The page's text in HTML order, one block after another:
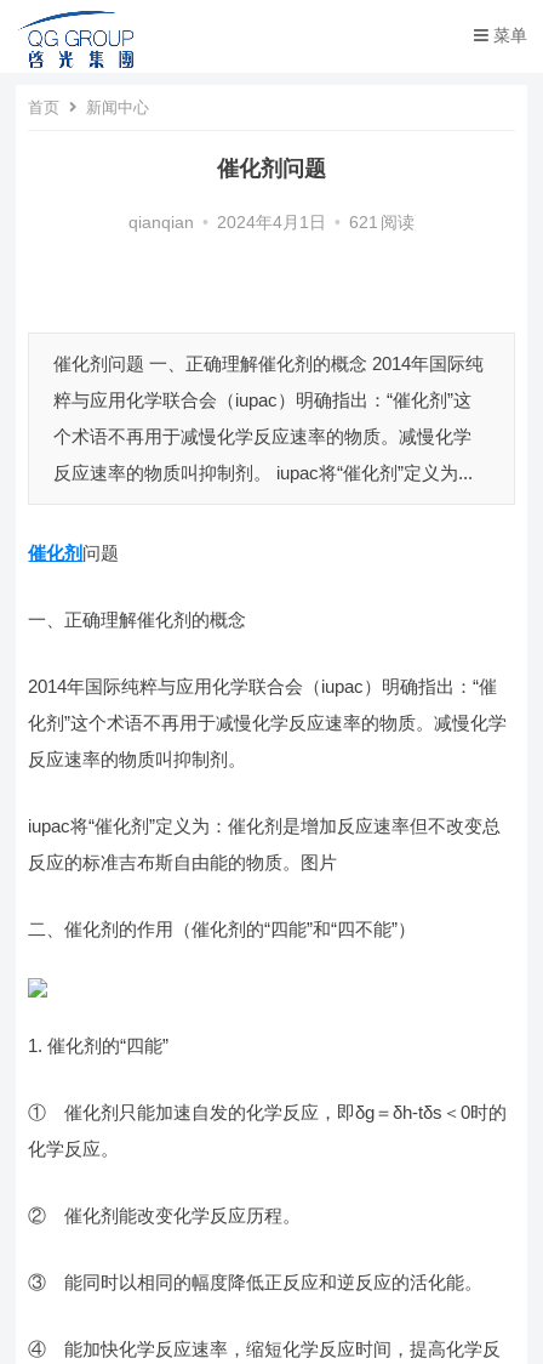
菜单
首页 新闻中心
催化剂问题
qianqian • 2024年4月1日 • 621 阅读
催化剂问题 一、正确理解催化剂的概念 2014年国际纯
粹与应用化学联合会（iupac）明确指出：“催化剂”这
个术语不再用于减慢化学反应速率的物质。减慢化学
反应速率的物质叫抑制剂。 iupac将“催化剂”定义为...
催化剂 问题
一、正确理解催化剂的概念
2014年国际纯粹与应用化学联合会（iupac）明确指出：“催
化剂”这个术语不再用于减慢化学反应速率的物质。减慢化学
反应速率的物质叫抑制剂。
iupac将“催化剂”定义为：催化剂是增加反应速率但不改变总
反应的标准吉布斯自由能的物质。图片
二、催化剂的作用（催化剂的“四能”和“四不能”）
1. 催化剂的“四能”
① 催化剂只能加速自发的化学反应，即δg＝δh-tδs＜0时的
化学反应。
② 催化剂能改变化学反应历程。
③ 能同时以相同的幅度降低正反应和逆反应的活化能。
④ 能加快化学反应速率，缩短化学反应时间，提高化学反